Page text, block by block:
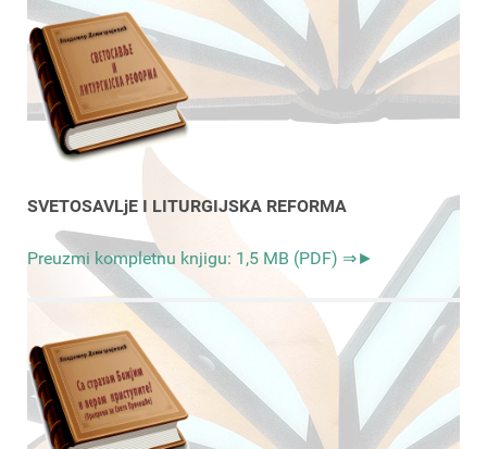
SVETOSAVLjE I LITURGIJSKA REFORMA
Preuzmi kompletnu knjigu: 1,5 MB (PDF) ⇒►